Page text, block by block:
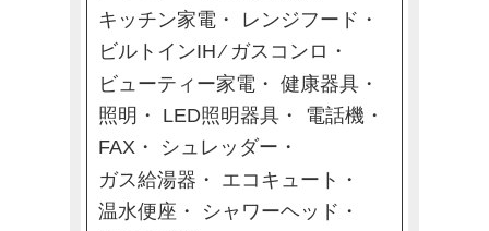
キッチン家電
レンジフード
ビルトインIH ⁄ ガスコンロ
ビューティー家電
健康器具
照明
LED照明器具
電話機
FAX
シュレッダー
ガス給湯器
エコキュート
温水便座
シャワーヘッド